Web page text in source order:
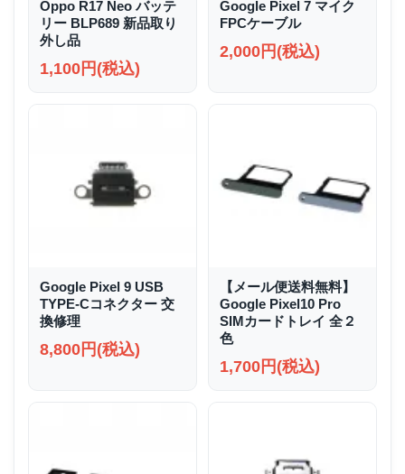
Oppo R17 Neo バッテ
リー BLP689 新品取り
外し品
1,100円(税込)
Google Pixel 7 マイク
FPCケーブル
2,000円(税込)
Google Pixel 9 USB
TYPE-Cコネクター 交
換修理
8,800円(税込)
【メール便送料無料】
Google Pixel10 Pro
SIMカードトレイ 全２
色
1,700円(税込)